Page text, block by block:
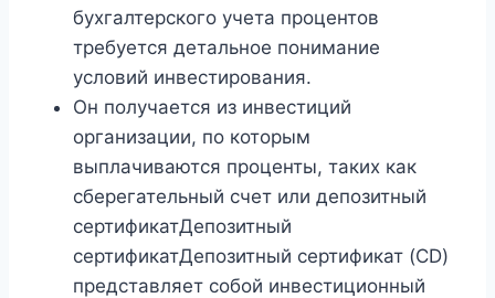
бухгалтерского учета процентов
требуется детальное понимание
условий инвестирования.
Он получается из инвестиций
организации, по которым
выплачиваются проценты, таких как
сберегательный счет или депозитный
сертификатДепозитный
сертификатДепозитный сертификат (CD)
представляет собой инвестиционный